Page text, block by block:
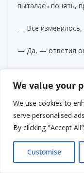
We value your
We use cookies to
serve personalised
By clicking "Accept
Customise
пыталась понять,
— Всё изменилось,
— Да, — ответил
— Я знаю. Но я хочу.
Это не решало
трудностей:
отношения,